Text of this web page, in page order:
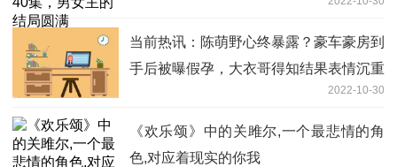
当前热讯：陈萌野心终暴露？豪车豪房到
手后被曝假孕，大衣哥得知结果表情沉重
2022-10-30
《欢乐颂》中的关雎尔,一个最悲情的角
色,对应着现实的你我